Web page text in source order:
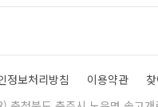
정보처리방침 이용약관